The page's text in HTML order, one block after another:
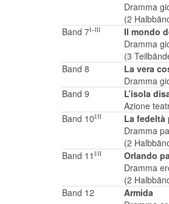
Dramma
(2
Band 7I–III
Il mondo
Dramma
(3
Band 8
La vera
Dramma
Band 9
L’isola
Azione
Band 10I/II
La fedeltà
Dramma
(2
Band 11 I/II
Orlando
Dramma
(2
Band 12
Armida